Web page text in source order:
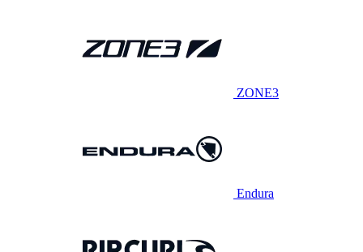
ZONE3
Endura